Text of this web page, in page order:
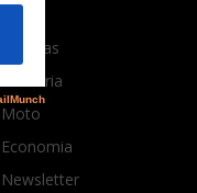
Notícias
Indústria
Moto
Economia
Newsletter